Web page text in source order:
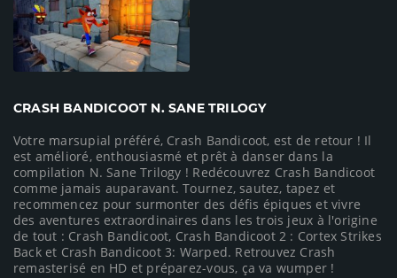
CRASH BANDICOOT N. SANE TRILOGY
Votre marsupial préféré, Crash Bandicoot, est de retour ! Il
est amélioré, enthousiasmé et prêt à danser dans la
compilation N. Sane Trilogy ! Redécouvrez Crash Bandicoot
comme jamais auparavant. Tournez, sautez, tapez et
recommencez pour surmonter des défis épiques et vivre
des aventures extraordinaires dans les trois jeux à l'origine
de tout : Crash Bandicoot, Crash Bandicoot 2 : Cortex Strikes
Back et Crash Bandicoot 3: Warped. Retrouvez Crash
remasterisé en HD et préparez-vous, ça va wumper !